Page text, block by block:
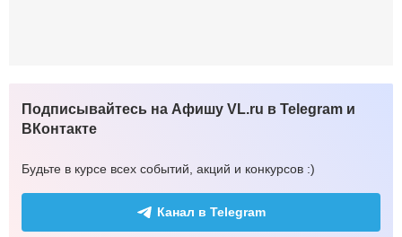
Подписывайтесь на Афишу VL.ru в Telegram и
ВКонтакте
Будьте в курсе всех событий, акций и конкурсов :)
Канал в Telegram